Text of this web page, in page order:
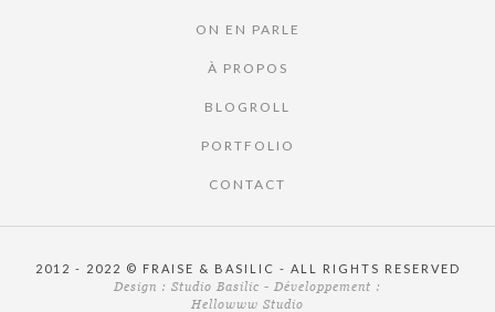
ON EN PARLE
À PROPOS
BLOGROLL
PORTFOLIO
CONTACT
2012 - 2022 © FRAISE & BASILIC - ALL RIGHTS RESERVED
Design : Studio Basilic - Développement :
Hellowww Studio